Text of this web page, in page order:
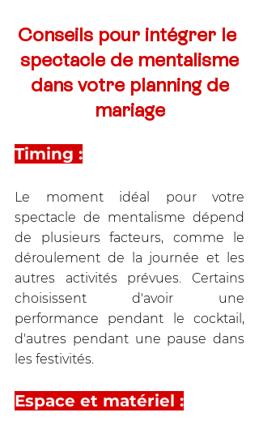
Conseils pour intégrer le
spectacle de mentalisme
mariage
Timing :
Le moment idéal pour votre
spectacle de mentalisme dépend
de plusieurs facteurs, comme le
déroulement de la journée et les
autres activités prévues. Certains
choisissent d'avoir une
performance pendant le cocktail,
d'autres pendant une pause dans
les festivités.
Espace et matériel :